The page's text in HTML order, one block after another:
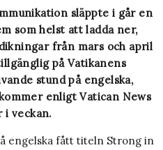
släppte i går en
som helst att ladda ner,
från mars och april
på Vatikanens
stund på engelska,
enligt Vatican News
i veckan.
engelska fått titeln Strong in